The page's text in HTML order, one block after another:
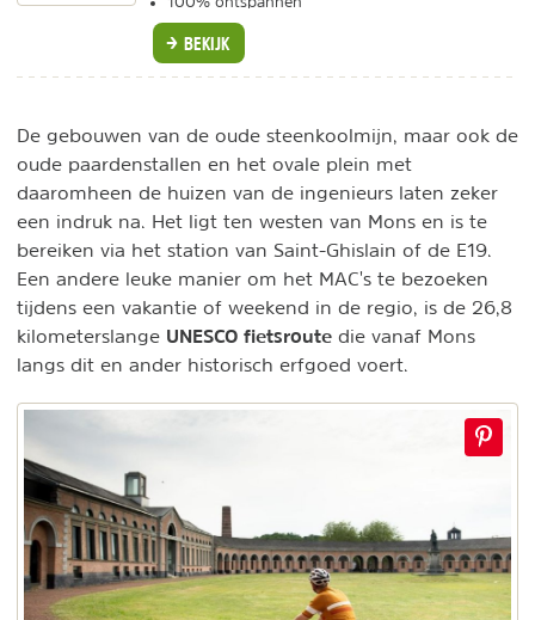
BEKIJK
De gebouwen van de oude steenkoolmijn, maar ook de
oude paardenstallen en het ovale plein met
daaromheen de huizen van de ingenieurs laten zeker
een indruk na. Het ligt ten westen van Mons en is te
bereiken via het station van Saint-Ghislain of de E19.
Een andere leuke manier om het MAC's te bezoeken
tijdens een vakantie of weekend in de regio, is de 26,8
kilometerslange UNESCO fietsroute die vanaf Mons
langs dit en ander historisch erfgoed voert.